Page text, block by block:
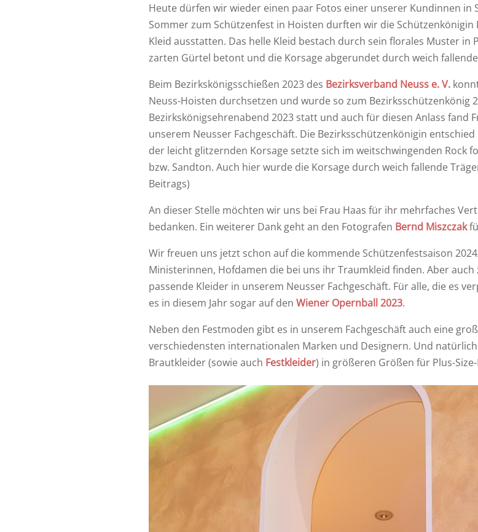
Heute dürfen wir wieder einen paar Fotos einer unserer Kundinnen in
Sommer zum Schützenfest in Hoisten durften wir die
Kleid ausstatten. Das helle Kleid bestach durch sein florales Muster in
zarten Gürtel betont und die Korsage abgerundet durch weich
Beim Bezirkskönigsschießen 2023 des Bezirksverband Neuss e. V.
Neuss-Hoisten durchsetzen und wurde so zum Bezirksschützenkönig
Bezirkskönigsehrenabend 2023 statt und auch für diesen Anlass fand
unserem Neusser Fachgeschäft. Die Bezirksschützenkönigin
der leicht glitzernden Korsage setzte sich im weitschwingenden Rock
bzw. Sandton. Auch hier wurde die Korsage durch weich fallende
Beitrags)
An dieser Stelle möchten wir uns bei Frau Haas für ihr mehrfaches
bedanken. Ein weiterer Dank geht an den Fotografen Bernd Miszczak
Wir freuen uns jetzt schon auf die kommende Schützenfestsaison
Ministerinnen, Hofdamen die bei uns ihr Traumkleid finden. Aber
passende Kleider in unserem Neusser Fachgeschäft. Für alle, die es
es in diesem Jahr sogar auf den Wiener Opernball 2023.
Neben den Festmoden gibt es in unserem Fachgeschäft auch eine
verschiedensten internationalen Marken und Designern. Und
Brautkleider (sowie auch Festkleider) in größeren Größen für Plus-